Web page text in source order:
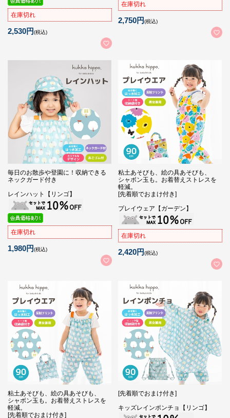
在庫切れ
2,530円(税込)
在庫切れ
2,750円(税込)
毎日のお散歩や登園に！収納できる
ネックガード付き
レインハット【リンゴ】
在庫切れ
1,980円(税込)
粘土あそびも、絵の具あそびも、
シャボン玉も。お着替えストレスを
軽減。
[先着順でおまけ付き]
プレイウェア【ガーデン】
在庫切れ
2,420円(税込)
粘土あそびも、絵の具あそびも、
シャボン玉も。お着替えストレスを
軽減。
[先着順でおまけ付き]
[先着順でおまけ付き]
キッズレインポンチョ【リンゴ】